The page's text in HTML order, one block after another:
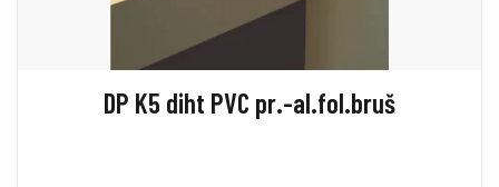
DP K5 diht PVC pr.-al.fol.bruš